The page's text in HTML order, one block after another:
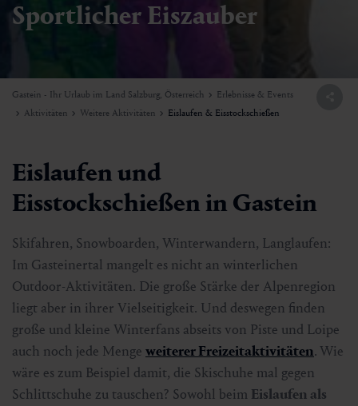
Sportlicher Eiszauber
Gastein - Ihr Urlaub im Land Salzburg, Österreich
Erlebnisse & Events
Aktivitäten
Weitere Aktivitäten Eislaufen & Eisstockschießen
Eislaufen und
Eisstockschießen in Gastein
Skifahren, Snowboarden, Winterwandern, Langlaufen:
Im Gasteinertal mangelt es nicht an winterlichen
Outdoor-Aktivitäten. Die große Stärke der Alpenregion
liegt aber in ihrer Vielseitigkeit. Und deswegen finden
große und kleine Winterfans abseits von Piste und Loipe
auch noch jede Menge weiterer Freizeitaktivitäten. Wie
wäre es zum Beispiel damit, die Skischuhe mal gegen
Schlittschuhe zu tauschen? Sowohl beim Eislaufen als